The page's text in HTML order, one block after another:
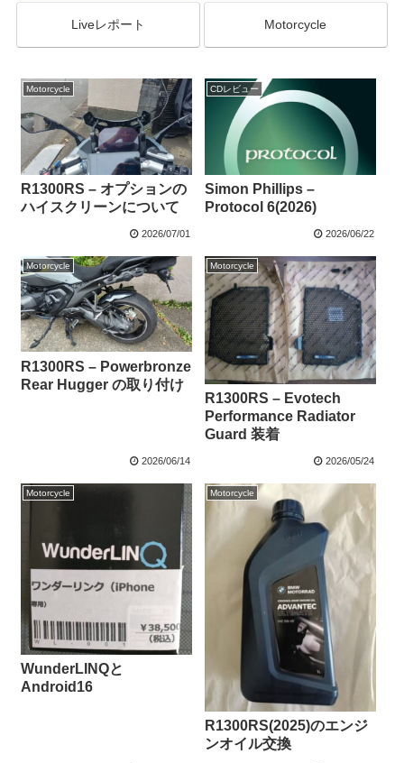
Liveレポート Motorcycle
Motorcycle
R1300RS – オプションの
ハイスクリーンについて
2026/07/01
CDレビュー
Simon Phillips –
Protocol 6(2026)
2026/06/22
Motorcycle
R1300RS – Powerbronze
Rear Hugger の取り付け
2026/06/14
Motorcycle
R1300RS – Evotech
Performance Radiator
Guard 装着
2026/05/24
Motorcycle
WunderLINQと
Android16
Motorcycle
R1300RS(2025)のエンジ
ンオイル交換